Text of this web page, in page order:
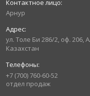
Арнур
ул. Толе Би 286/2, оф. 206,
Казахстан
+7 (700) 760-60-52
отдел продаж